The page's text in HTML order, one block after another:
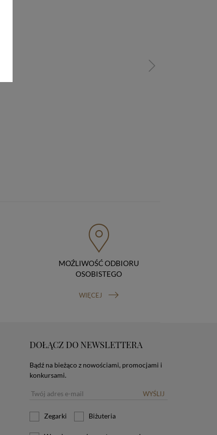
MOŹLIWOŚĆ ODBIORU
OSOBISTEGO
WIĘCEJ
DOŁĄCZ DO NEWSLETTERA
Bądź na bieżąco z nowościami, promocjami i
konkursami.
WYŚLIJ
Zegarki Biżuteria